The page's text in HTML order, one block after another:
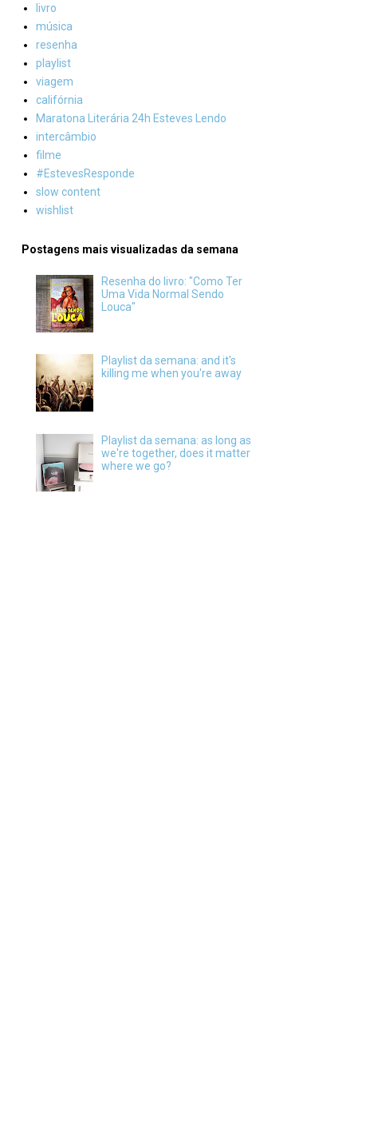
livro
música
resenha
playlist
viagem
califórnia
Maratona Literária 24h Esteves Lendo
intercâmbio
filme
#EstevesResponde
slow content
wishlist
Postagens mais visualizadas da semana
Resenha do livro: "Como Ter
Uma Vida Normal Sendo
Louca"
Playlist da semana: and it's
killing me when you're away
Playlist da semana: as long as
we're together, does it matter
where we go?